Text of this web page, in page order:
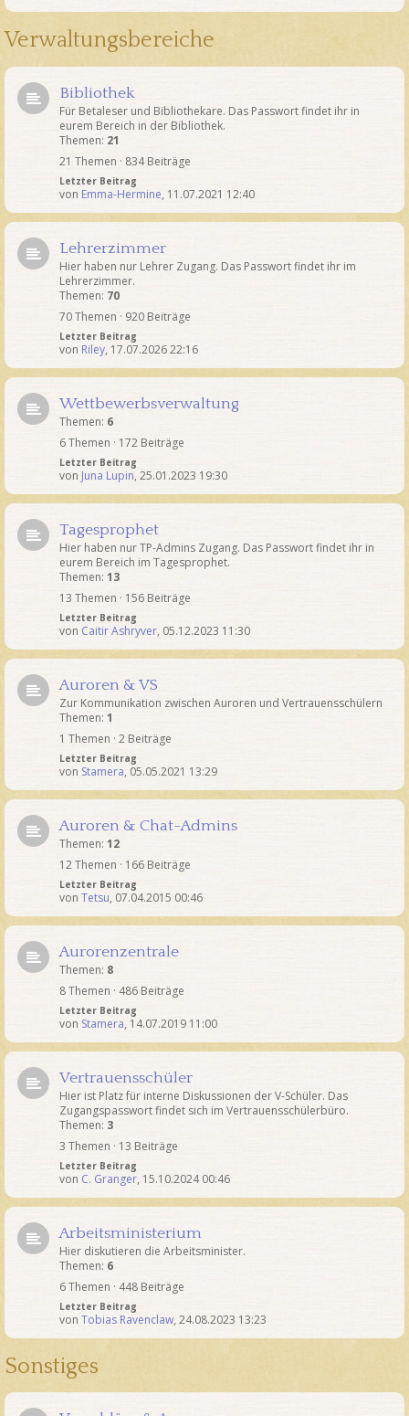
Verwaltungsbereiche
Bibliothek
Für Betaleser und Bibliothekare. Das Passwort findet ihr in
eurem Bereich in der Bibliothek.
Themen: 21
21 Themen · 834 Beiträge
Letzter Beitrag
von Emma-Hermine, 11.07.2021 12:40
Lehrerzimmer
Hier haben nur Lehrer Zugang. Das Passwort findet ihr im
Lehrerzimmer.
Themen: 70
70 Themen · 920 Beiträge
Letzter Beitrag
von Riley, 17.07.2026 22:16
Wettbewerbsverwaltung
Themen: 6
6 Themen · 172 Beiträge
Letzter Beitrag
von Juna Lupin, 25.01.2023 19:30
Tagesprophet
Hier haben nur TP-Admins Zugang. Das Passwort findet ihr in
eurem Bereich im Tagesprophet.
Themen: 13
13 Themen · 156 Beiträge
Letzter Beitrag
von Caitir Ashryver, 05.12.2023 11:30
Auroren & VS
Zur Kommunikation zwischen Auroren und Vertrauensschülern
Themen: 1
1 Themen · 2 Beiträge
Letzter Beitrag
von Stamera, 05.05.2021 13:29
Auroren & Chat-Admins
Themen: 12
12 Themen · 166 Beiträge
Letzter Beitrag
von Tetsu, 07.04.2015 00:46
Aurorenzentrale
Themen: 8
8 Themen · 486 Beiträge
Letzter Beitrag
von Stamera, 14.07.2019 11:00
Vertrauensschüler
Hier ist Platz für interne Diskussionen der V-Schüler. Das
Zugangspasswort findet sich im Vertrauensschülerbüro.
Themen: 3
3 Themen · 13 Beiträge
Letzter Beitrag
von C. Granger, 15.10.2024 00:46
Arbeitsministerium
Hier diskutieren die Arbeitsminister.
Themen: 6
6 Themen · 448 Beiträge
Letzter Beitrag
von Tobias Ravenclaw, 24.08.2023 13:23
Sonstiges